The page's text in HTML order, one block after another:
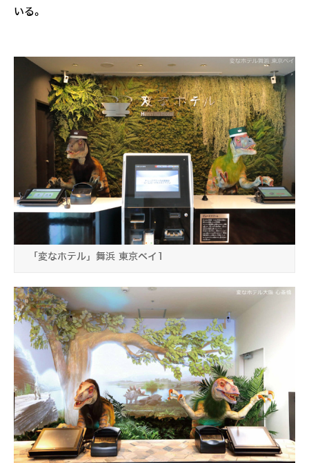
いる。
「変なホテル」舞浜 東京ベイ1